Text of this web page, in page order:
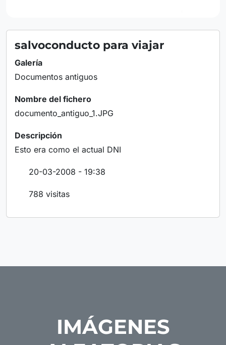
salvoconducto para viajar
Galería
Documentos antiguos
Nombre del fichero
documento_antiguo_1.JPG
Descripción
Esto era como el actual DNI
20-03-2008 - 19:38
788 visitas
IMÁGENES